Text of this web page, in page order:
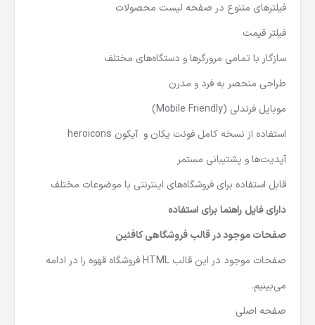
فیلترهای متنوع در صفحه لیست محصولات
فیلتر قیمت
سازگار با تمامی مرورگرها و دستگاه‌های مختلف
طراحی منحصر به فرد و مدرن
موبایل فرندلی (Mobile Friendly)
استفاده از نسخه کامل فونت یکان و آیکون heroicons
آپدیت‌ها و پشتیبانی مستمر
قابل استفاده برای فروشگاه‌های اینترنتی با موضوعات مختلف
دارای فایل راهنما برای استفاده
صفحات موجود در قالب فروشگاهی کافئین
صفحات موجود در این قالب HTML فروشگاه قهوه را در ادامه
می‌بینیم.
صفحه اصلی